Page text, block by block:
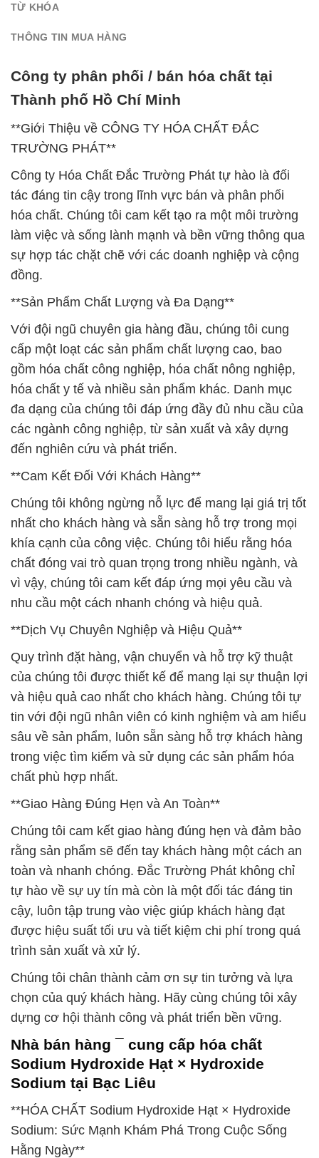
TỪ KHÓA
THÔNG TIN MUA HÀNG
Công ty phân phối / bán hóa chất tại
Thành phố Hồ Chí Minh
**Giới Thiệu về CÔNG TY HÓA CHẤT ĐẮC
TRƯỜNG PHÁT**
Công ty Hóa Chất Đắc Trường Phát tự hào là đối
tác đáng tin cậy trong lĩnh vực bán và phân phối
hóa chất. Chúng tôi cam kết tạo ra một môi trường
làm việc và sống lành mạnh và bền vững thông qua
sự hợp tác chặt chẽ với các doanh nghiệp và cộng
đồng.
**Sản Phẩm Chất Lượng và Đa Dạng**
Với đội ngũ chuyên gia hàng đầu, chúng tôi cung
cấp một loạt các sản phẩm chất lượng cao, bao
gồm hóa chất công nghiệp, hóa chất nông nghiệp,
hóa chất y tế và nhiều sản phẩm khác. Danh mục
đa dạng của chúng tôi đáp ứng đầy đủ nhu cầu của
các ngành công nghiệp, từ sản xuất và xây dựng
đến nghiên cứu và phát triển.
**Cam Kết Đối Với Khách Hàng**
Chúng tôi không ngừng nỗ lực để mang lại giá trị tốt
nhất cho khách hàng và sẵn sàng hỗ trợ trong mọi
khía cạnh của công việc. Chúng tôi hiểu rằng hóa
chất đóng vai trò quan trọng trong nhiều ngành, và
vì vậy, chúng tôi cam kết đáp ứng mọi yêu cầu và
nhu cầu một cách nhanh chóng và hiệu quả.
**Dịch Vụ Chuyên Nghiệp và Hiệu Quả**
Quy trình đặt hàng, vận chuyển và hỗ trợ kỹ thuật
của chúng tôi được thiết kế để mang lại sự thuận lợi
và hiệu quả cao nhất cho khách hàng. Chúng tôi tự
tin với đội ngũ nhân viên có kinh nghiệm và am hiểu
sâu về sản phẩm, luôn sẵn sàng hỗ trợ khách hàng
trong việc tìm kiếm và sử dụng các sản phẩm hóa
chất phù hợp nhất.
**Giao Hàng Đúng Hẹn và An Toàn**
Chúng tôi cam kết giao hàng đúng hẹn và đảm bảo
rằng sản phẩm sẽ đến tay khách hàng một cách an
toàn và nhanh chóng. Đắc Trường Phát không chỉ
tự hào về sự uy tín mà còn là một đối tác đáng tin
cậy, luôn tập trung vào việc giúp khách hàng đạt
được hiệu suất tối ưu và tiết kiệm chi phí trong quá
trình sản xuất và xử lý.
Chúng tôi chân thành cảm ơn sự tin tưởng và lựa
chọn của quý khách hàng. Hãy cùng chúng tôi xây
dựng cơ hội thành công và phát triển bền vững.
Nhà bán hàng ¯ cung cấp hóa chất
Sodium Hydroxide Hạt × Hydroxide
Sodium tại Bạc Liêu
**HÓA CHẤT Sodium Hydroxide Hạt × Hydroxide
Sodium: Sức Mạnh Khám Phá Trong Cuộc Sống
Hằng Ngày**